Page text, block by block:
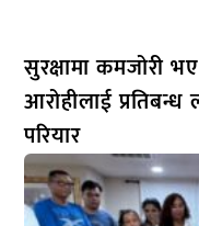
सुरक्षामा कमजोरी
आरोहीलाई
परियार